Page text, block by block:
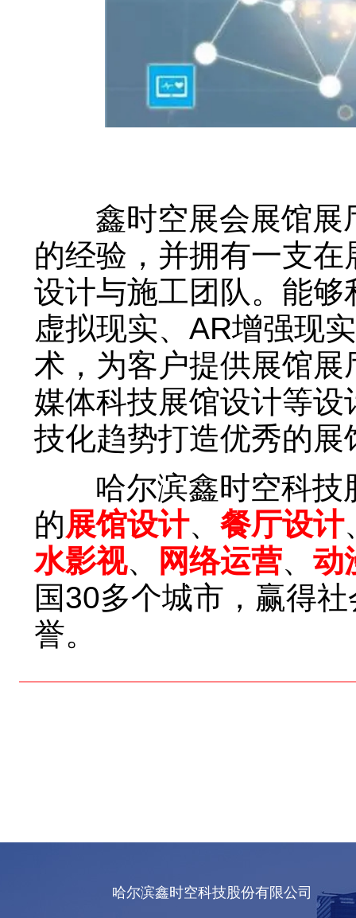
鑫时空展会展馆展
的经验，并拥有一支
设计与施工团队。能
虚拟现实、AR增强现
术，为客户提供展馆
媒体科技展馆设计等
技化趋势打造优秀的展
哈尔滨鑫时空科技
的展馆设计、 餐厅设计
水影视、 网络运营、 动
国30多个城市，赢得
誉。
哈尔滨鑫时空科技股份有限公司